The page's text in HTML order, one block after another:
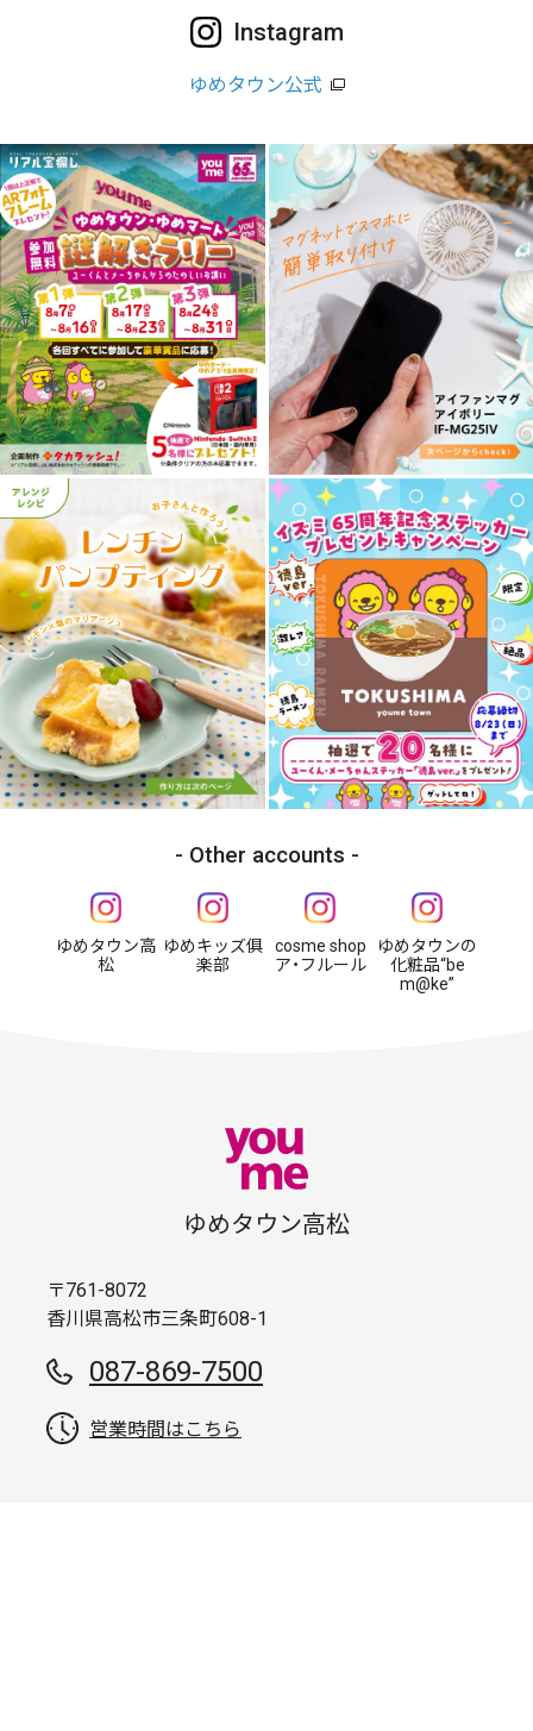
Instagram
ゆめタウン公式
Other accounts
ゆめタウン高
松
ゆめキッズ俱
楽部
cosme shop
ア・フルール
ゆめタウンの
化粧品“be
m@ke”
ゆめタウン高松
〒761-8072
香川県高松市三条町608-1
087-869-7500
営業時間はこちら